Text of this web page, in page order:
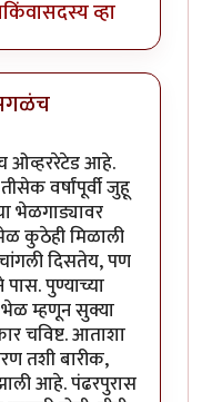
किंवासदस्य व्हा
बघायला पाहीजे
ओव्हररेटेड आहे.
वर्षांपूर्वी जुहू
भेळगाड्यावर
कुठेही मिळाली
दिसतेय, पण
पुण्याच्या
म्हणून सुक्या
चविष्ट. आताशा
तशी बारीक,
आहे. पंढरपुरास